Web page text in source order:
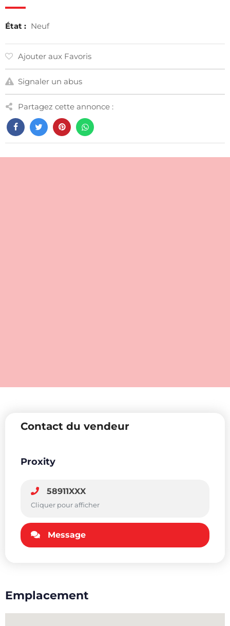
État : Neuf
Ajouter aux Favoris
Signaler un abus
Partagez cette annonce :
Contact du vendeur
Proxity
58911XXX
Cliquer pour afficher
Message
Emplacement